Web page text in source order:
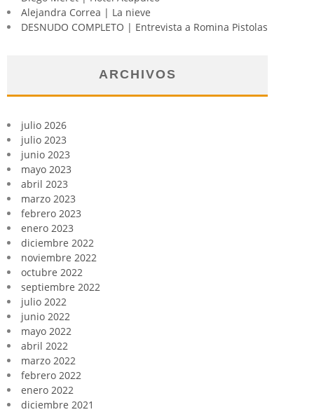
Alejandra Correa | La nieve
DESNUDO COMPLETO | Entrevista a Romina Pistolas
ARCHIVOS
julio 2026
julio 2023
junio 2023
mayo 2023
abril 2023
marzo 2023
febrero 2023
enero 2023
diciembre 2022
noviembre 2022
octubre 2022
septiembre 2022
julio 2022
junio 2022
mayo 2022
abril 2022
marzo 2022
febrero 2022
enero 2022
diciembre 2021